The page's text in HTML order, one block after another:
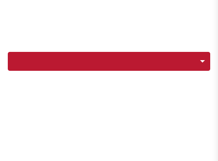
Навигация по разделам команды